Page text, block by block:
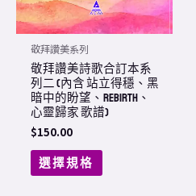
敬拜讚美系列
敬拜讚美詩歌合訂本系
列二 (內含 站立得穩、黑
暗中的盼望、REBIRTH、
心靈歸家 歌譜)
$150.00
選擇規格
chosen
the
product
page